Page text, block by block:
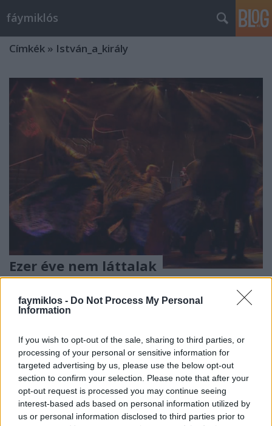
faymiklos - Do Not Process My Personal
Information
If you wish to opt-out of the sale, sharing to third parties, or
processing of your personal or sensitive information for
targeted advertising by us, please use the below opt-out
section to confirm your selection. Please note that after your
opt-out request is processed you may continue seeing
interest-based ads based on personal information utilized by
us or personal information disclosed to third parties prior to
fáymiklós
Címkék » István_a_király
Ezer éve nem láttalak
Egészen csodálatosnak találom, hogy vannak életek,
arról szólnak, de mégis. Például Novák Péteré. Ott
volt a bemutatón, nemcsak ott volt, de szerepelt is,
aztán láttam őt Tordaként az eredeti helyszínen, a
Királydombon, ami, ugye, azért Királydomb,…